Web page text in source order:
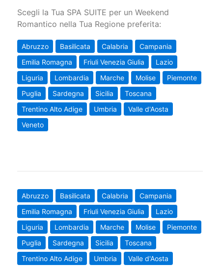
Scegli la Tua SPA SUITE per un Weekend
Romantico nella Tua Regione preferita:
Abruzzo Basilicata Calabria
Campania
Emilia Romagna
Friuli Venezia Giulia
Lazio
Liguria
Lombardia Marche Molise
Piemonte
Puglia
Sardegna Sicilia
Toscana
Trentino Alto Adige
Umbria
Valle d'Aosta
Veneto
Abruzzo Basilicata Calabria
Campania
Emilia Romagna
Friuli Venezia Giulia
Lazio
Liguria
Lombardia Marche Molise
Piemonte
Puglia
Sardegna Sicilia
Toscana
Trentino Alto Adige
Umbria
Valle d'Aosta